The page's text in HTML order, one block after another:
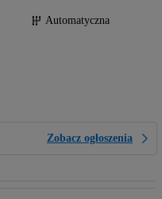
Automatyczna
Zobacz ogłoszenia